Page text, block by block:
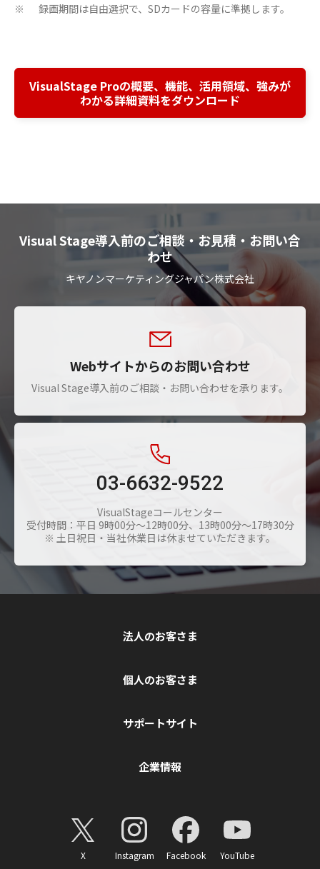
※ 録画期間は自由選択で、SDカードの容量に準拠します。
VisualStage Proの概要、機能、活用領域、強みが
わかる詳細資料をダウンロード
Visual Stage導入前のご相談・お見積・お問い合
わせ
キヤノンマーケティングジャパン株式会社
Webサイトからのお問い合わせ
Visual Stage導入前のご相談・お問い合わせを承ります。
03-6632-9522
VisualStageコールセンター
受付時間：平日 9時00分～12時00分、13時00分～17時30分
※ 土日祝日・当社休業日は休ませていただきます。
法人のお客さま
個人のお客さま
サポートサイト
企業情報
X Instagram Facebook YouTube